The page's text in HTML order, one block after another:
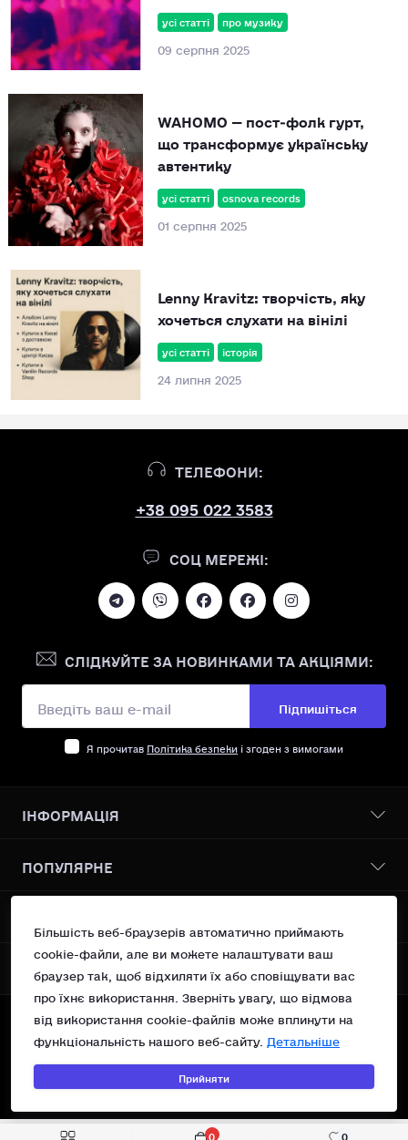
0
0
усі статті про музику
09 серпня 2025
усі статті osnova records
01 серпня 2025
WAHOMO — пост‑фолк гурт,
що трансформує українську
автентику
усі статті історія
24 липня 2025
Lenny Kravitz: творчість, яку
хочеться слухати на вінілі
ТЕЛЕФОНИ:
+38 095 022 3583
СОЦ МЕРЕЖІ:
СЛІДКУЙТЕ ЗА НОВИНКАМИ ТА АКЦІЯМИ:
Підпишіться
Я прочитав Політика безпеки і згоден з вимогами
ІНФОРМАЦІЯ
Про нас
Доставка І оплата
Умови згоди
Повернення
Контакти
Зворотній зв’язок
Карта сайту
Акції
ПОПУЛЯРНЕ
Всі товари
Vanilin Records Service
Сучасний поп
OSNOVA Records
Україна, м.Київ вул. Рейтарська 31/16 оф 10
support@vanilin-records.com
Вт - Нд 13:00 - 19:00
Пн - Вихідний
МЕСЕНДЖЕРИ
Telegram
Viber
©Vanilin Records Shop, 2023—2026.
©WEB HAVEN&©Webvizitka
Більшість веб-браузерів автоматично приймають
cookie-файли, але ви можете налаштувати ваш
браузер так, щоб відхиляти їх або сповіщувати вас
про їхнє використання. Зверніть увагу, що відмова
від використання cookie-файлів може вплинути на
функціональність нашого веб-сайту. Детальніше
Прийняти